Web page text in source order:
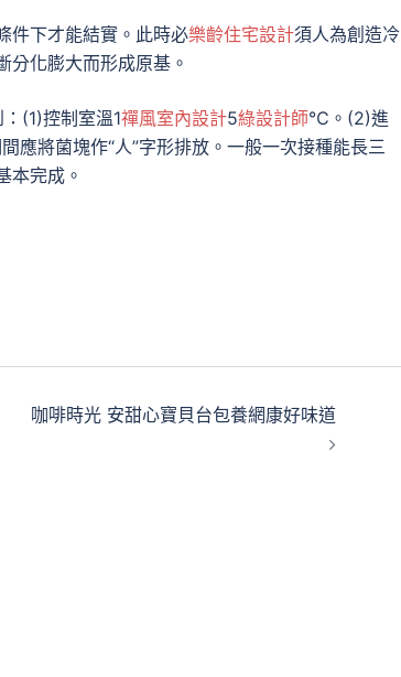
件下才能結實。此時必樂齡住宅設計須人為創造冷
分化膨大而形成原基。
(1)控制室溫1禪風室內設計5綠設計師℃。(2)進
應將菌塊作“人”字形排放。一般一次接種能長三
本完成。
咖啡時光 安甜心寶貝台包養網康好味道